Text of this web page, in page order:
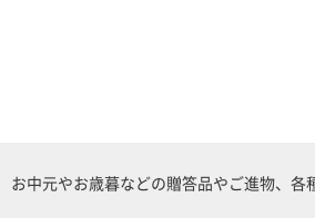
お中元やお歳暮などの贈答品やご進物、